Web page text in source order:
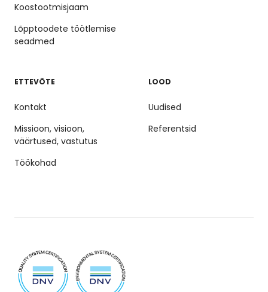
Koostootmisjaam
Lõpptoodete töötlemise
seadmed
ETTEVÕTE
Kontakt
Missioon, visioon,
väärtused, vastutus
Töökohad
LOOD
Uudised
Referentsid